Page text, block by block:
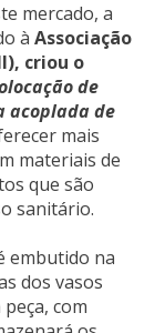
mercado, a
à Associação
criou o
de
acoplada de
mais
materiais de
que são
sanitário.
embutido na
dos vasos
com